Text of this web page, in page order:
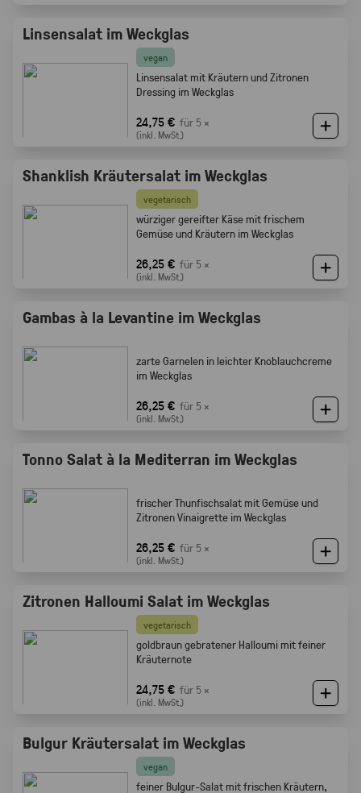
Linsensalat im Weckglas
vegan
Linsensalat mit Kräutern und Zitronen
Dressing im Weckglas
24,75 € für 5 ×
(inkl. MwSt.)
Shanklish Kräutersalat im Weckglas
vegetarisch
würziger gereifter Käse mit frischem
Gemüse und Kräutern im Weckglas
26,25 € für 5 ×
(inkl. MwSt.)
Gambas à la Levantine im Weckglas
zarte Garnelen in leichter Knoblauchcreme
im Weckglas
26,25 € für 5 ×
(inkl. MwSt.)
Tonno Salat à la Mediterran im Weckglas
frischer Thunfischsalat mit Gemüse und
Zitronen Vinaigrette im Weckglas
26,25 € für 5 ×
(inkl. MwSt.)
Zitronen Halloumi Salat im Weckglas
vegetarisch
goldbraun gebratener Halloumi mit feiner
Kräuternote
24,75 € für 5 ×
(inkl. MwSt.)
Bulgur Kräutersalat im Weckglas
vegan
feiner Bulgur-Salat mit frischen Kräutern,